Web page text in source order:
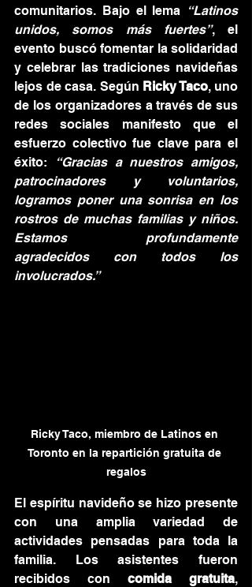
comunitarios. Bajo el lema “Latinos
unidos, somos más fuertes”, el
evento buscó fomentar la solidaridad
y celebrar las tradiciones navideñas
lejos de casa. Según Ricky Taco, uno
de los organizadores a través de sus
redes sociales manifesto que el
esfuerzo colectivo fue clave para el
éxito:
“Gracias a nuestros amigos,
patrocinadores y voluntarios,
logramos poner una sonrisa en los
rostros de muchas familias y niños.
Estamos profundamente
agradecidos con todos los
involucrados.”
Ricky Taco, miembro de Latinos en
Toronto en la repartición gratuita de
regalos
El espíritu navideño se hizo presente
con una amplia variedad de
actividades pensadas para toda la
familia. Los asistentes fueron
recibidos con comida gratuita,